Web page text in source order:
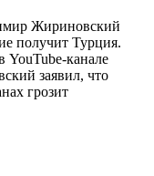
Жириновский
получит Турция.
YouTube-канале
заявил, что
грозит